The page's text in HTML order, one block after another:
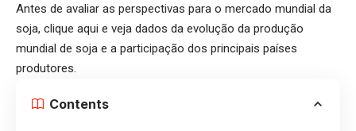
Antes de avaliar as perspectivas para o mercado mundial da
soja, clique aqui e veja dados da evolução da produção
mundial de soja e a participação dos principais países
produtores.
Contents